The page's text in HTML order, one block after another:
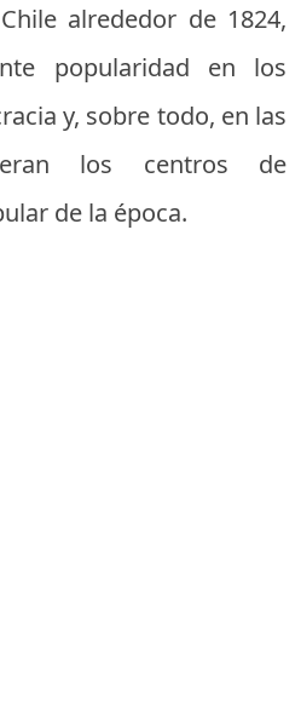
alrededor de 1824,
popularidad en los
y, sobre todo, en las
los centros de
de la época.